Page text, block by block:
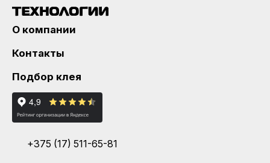
О компании
Контакты
Подбор клея
+375 (17) 511-65-81